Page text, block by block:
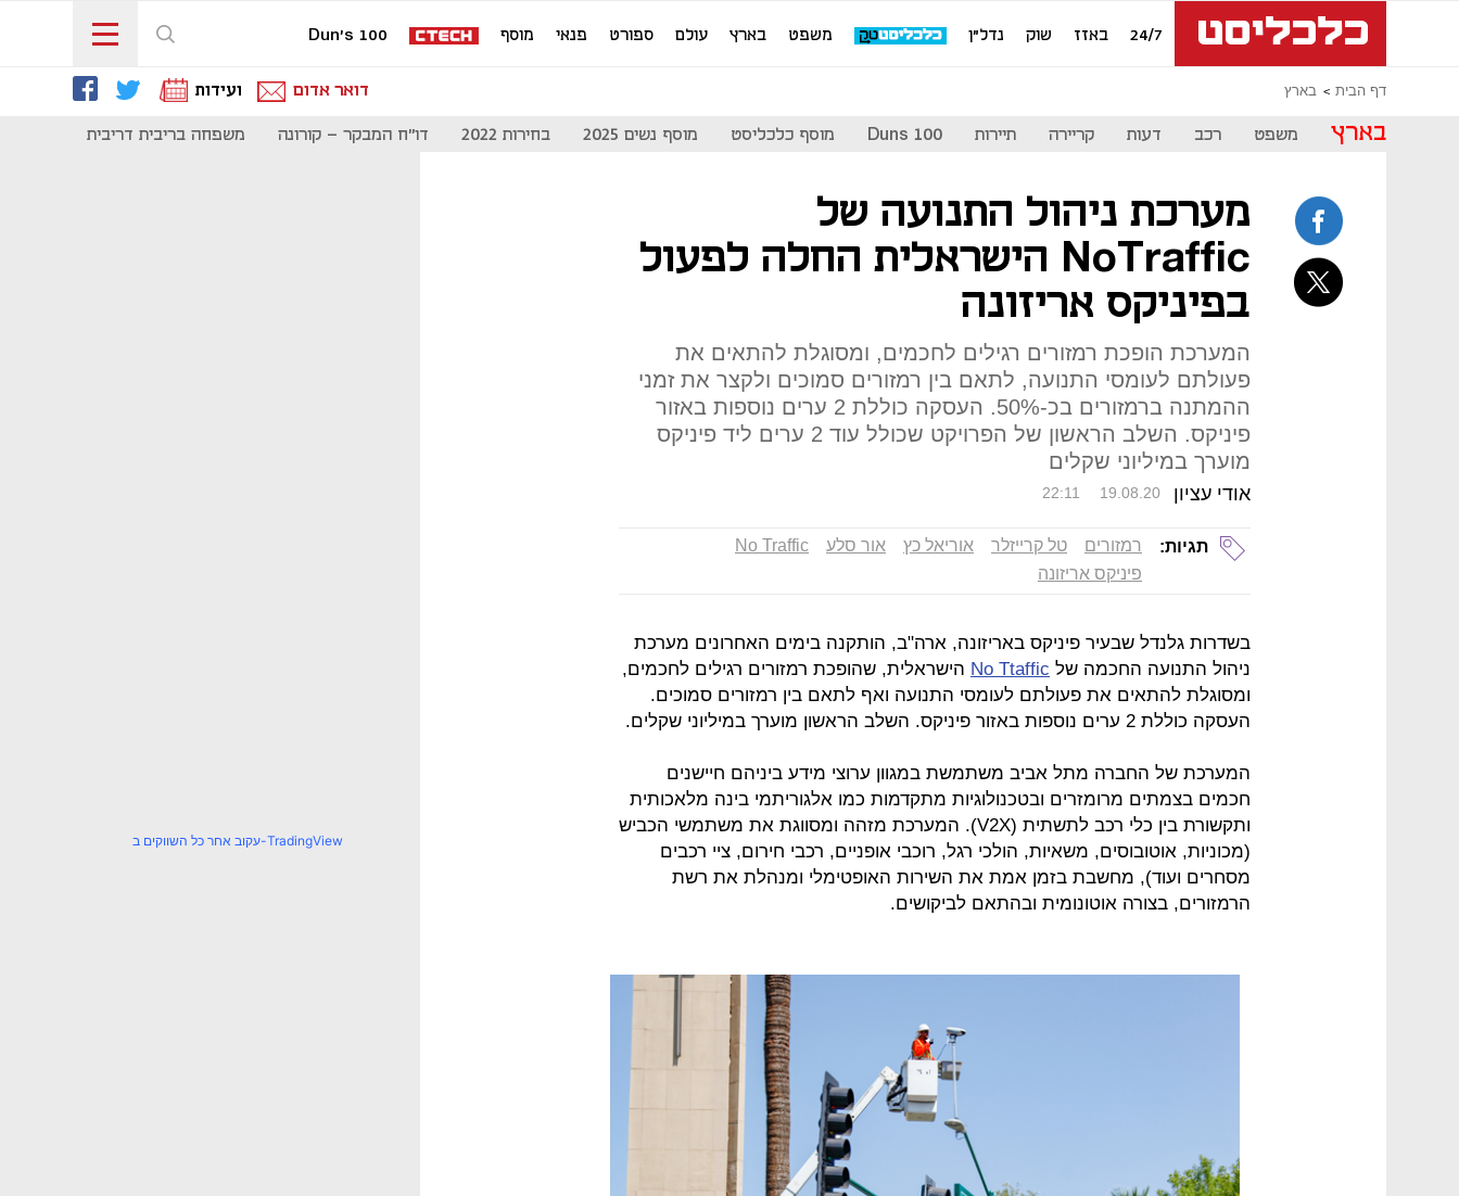
24/7 באזז שוק נדל"ן משפט בארץ עולם ספורט פנאי מוסף Dun's 100
דף הבית בארץ דואר אדום ועידות
בארץ משפט רכב דעות קריירה תיירות Duns 100 מוסף כלכליסט מוסף נשים 2025 בחירות 2022 דו"ח המבקר - קורונה משפחה בריבית דריבית
מערכת ניהול התנועה של
NoTraffic הישראלית החלה לפעול
בפיניקס אריזונה
המערכת הופכת רמזורים רגילים לחכמים, ומסוגלת להתאים את
פעולתם לעומסי התנועה, לתאם בין רמזורים סמוכים ולקצר את זמני
ההמתנה ברמזורים בכ-50%. העסקה כוללת 2 ערים נוספות באזור
פיניקס. השלב הראשון של הפרויקט שכולל עוד 2 ערים ליד פיניקס
מוערך במיליוני שקלים
אודי עציון 22:11 19.08.20
תגיות: רמזורים טל קרייזלר אוריאל כץ אור סלע
No Traffic
פיניקס אריזונה
בשדרות גלנדל שבעיר פיניקס באריזונה, ארה"ב, הותקנה בימים האחרונים מערכת
ניהול התנועה החכמה של No Ttaffic הישראלית, שהופכת רמזורים רגילים לחכמים,
ומסוגלת להתאים את פעולתם לעומסי התנועה ואף לתאם בין רמזורים סמוכים.
העסקה כוללת 2 ערים נוספות באזור פיניקס. השלב הראשון מוערך במיליוני שקלים.
המערכת של החברה מתל אביב משתמשת במגוון ערוצי מידע ביניהם חיישנים
חכמים בצמתים מרומזרים ובטכנולוגיות מתקדמות כמו אלגוריתמי בינה מלאכותית
ותקשורת בין כלי רכב לתשתית (V2X). המערכת מזהה ומסווגת את משתמשי הכביש
(מכוניות, אוטובוסים, משאיות, הולכי רגל, רוכבי אופניים, רכבי חירום, ציי רכבים
מסחרים ועוד), מחשבת בזמן אמת את השירות האופטימלי ומנהלת את רשת
הרמזורים, בצורה אוטונומית ובהתאם לביקושים.
עקוב אחר כל השווקים ב-TradingView